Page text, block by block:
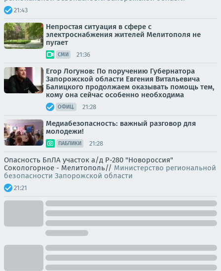
21:43
Непростая ситуация в сфере с
электроснабжения жителей Мелитополя не
пугает
СМИ 21:36
Егор Логунов: По поручению Губернатора
Запорожской области Евгения Витальевича
Балицкого продолжаем оказывать помощь тем,
кому она сейчас особенно необходима
ОФИЦ. 21:28
Медиабезопасность: важный разговор для
молодежи!
ПАБЛИКИ 21:28
Опасность БпЛА участок а/д Р-280 "Новороссия"
Сокологорное - Мелитополь// Министерство региональной
безопасности Запорожской области
21:21